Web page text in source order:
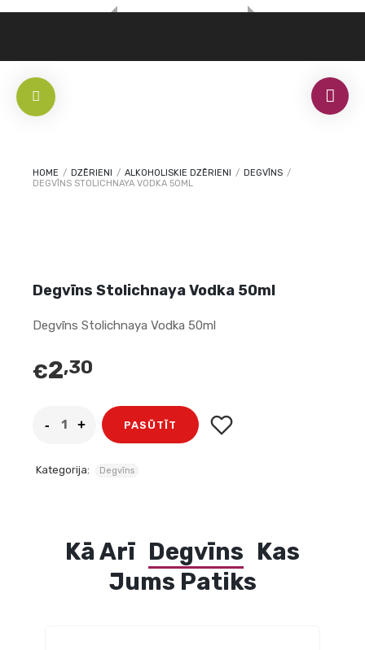
HOME / DZĒRIENI / ALKOHOLISKIE DZĒRIENI / DEGVĪNS /
DEGVĪNS STOLICHNAYA VODKA 50ML
Degvīns Stolichnaya Vodka 50ml
Degvīns Stolichnaya Vodka 50ml
€2,30
PASŪTĪT
Kategorija: Degvīns
Kā Arī Degvīns Kas
Jums Patiks